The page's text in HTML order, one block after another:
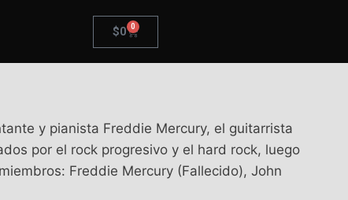
$0 0
y pianista Freddie Mercury, el guitarrista
por el rock progresivo y el hard rock, luego
Freddie Mercury (Fallecido), John